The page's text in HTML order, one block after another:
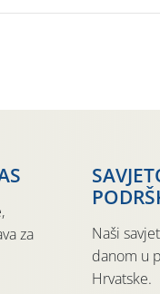
za
Naši
danom u
Hrvatske.